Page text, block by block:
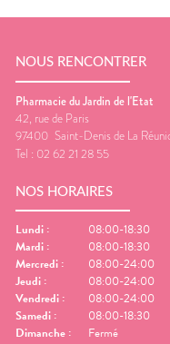
NOUS RENCONTRER
Pharmacie du Jardin de l'Etat
42, rue de Paris
97400 Saint-Denis de La
Tel : 02 62 21 28 55
NOS HORAIRES
Lundi :
08:00-18:30
Mardi :
08:00-18:30
Mercredi :
08:00-24:00
Jeudi :
08:00-24:00
Vendredi :
08:00-24:00
Samedi :
08:00-18:30
Dimanche : Fermé